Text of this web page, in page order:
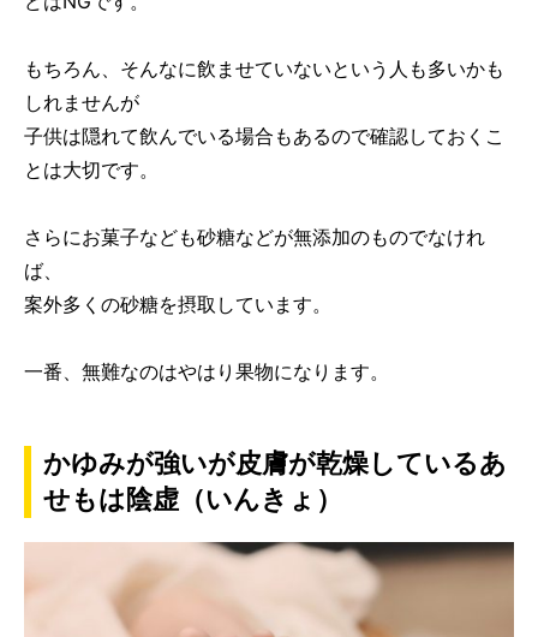
もちろん、そんなに飲ませていないという人も多いかも
しれませんが
子供は隠れて飲んでいる場合もあるので確認しておくこ
とは大切です。
さらにお菓子なども砂糖などが無添加のものでなけれ
ば、
案外多くの砂糖を摂取しています。
一番、無難なのはやはり果物になります。
かゆみが強いが皮膚が乾燥しているあ
せもは陰虚（いんきょ）